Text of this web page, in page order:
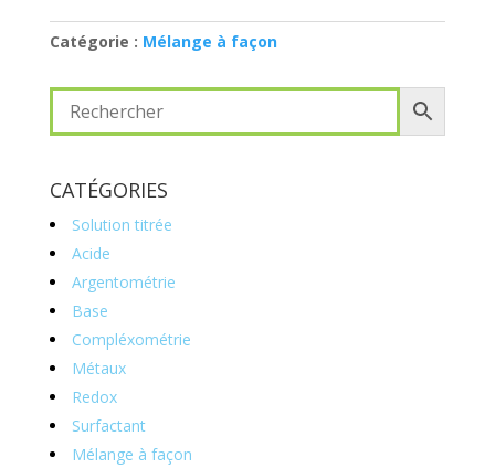
Catégorie : Mélange à façon
CATÉGORIES
Solution titrée
Acide
Argentométrie
Base
Compléxométrie
Métaux
Redox
Surfactant
Mélange à façon